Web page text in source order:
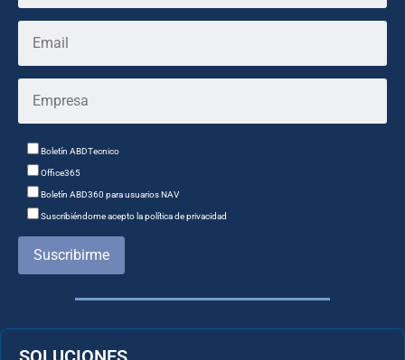
Boletín ABDTecnico
Office365
Boletín ABD360 para usuarios NAV
Suscribiéndome acepto la política de privacidad
Suscribirme